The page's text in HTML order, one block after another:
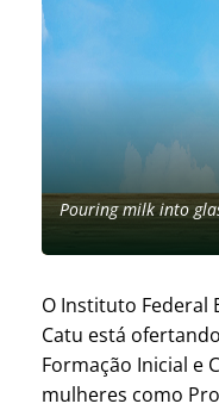
Pouring milk into
O Instituto Federal
Catu está
Formação Inicial e
mulheres como